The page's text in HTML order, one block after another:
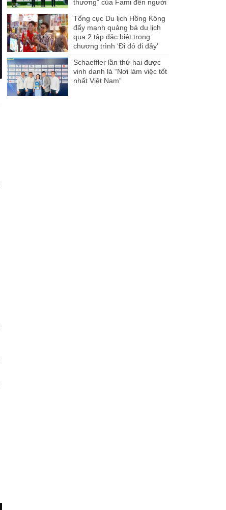
thương” của Fami đến người
Tổng cục Du lịch Hồng Kông
đẩy mạnh quảng bá du lịch
qua 2 tập đặc biệt trong
chương trình ‘Đi đó đi đây’
Schaeffler lần thứ hai được
vinh danh là “Nơi làm việc tốt
nhất Việt Nam”